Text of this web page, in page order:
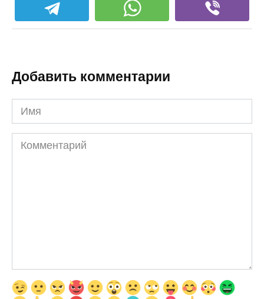
Добавить комментарии
Имя
Комментарий